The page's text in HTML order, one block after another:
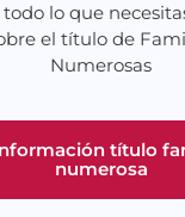
lo que
el título de
Numerosas
título
numerosa